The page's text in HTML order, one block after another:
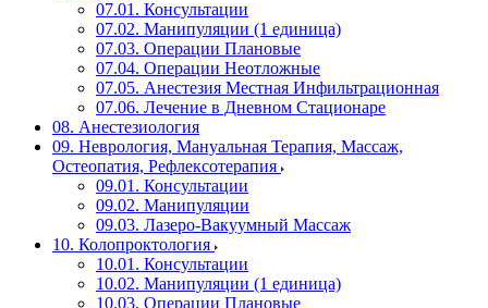
07.01. Консультации
07.02. Манипуляции (1 единица)
07.03. Операции Плановые
07.04. Операции Неотложные
07.05. Анестезия Местная Инфильтрационная
07.06. Лечение в Дневном Стационаре
08. Анестезиология
09. Неврология, Мануальная Терапия, Массаж,
Остеопатия, Рефлексотерапия
09.01. Консультации
09.02. Манипуляции
09.03. Лазеро-Вакуумный Массаж
10. Колопроктология
10.01. Консультации
10.02. Манипуляции (1 единица)
10.03. Операции Плановые